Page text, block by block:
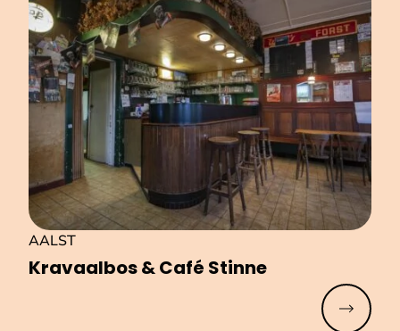
Kravaalbos & Café Stinne
AALST
Meer